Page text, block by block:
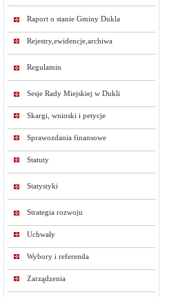
Raport o stanie Gminy Dukla
Rejestry,ewidencje,archiwa
Regulamin
Sesje Rady Miejskiej w Dukli
Skargi, wnioski i petycje
Sprawozdania finansowe
Statuty
Statystyki
Strategia rozwoju
Uchwały
Wybory i referenda
Zarządzenia